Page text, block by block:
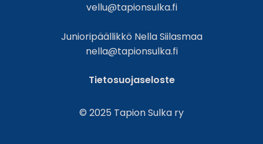
vellu@tapionsulka.fi
Junioripäällikkö Nella Siilasmaa
nella@tapionsulka.fi
Tietosuojaseloste
© 2025 Tapion Sulka ry